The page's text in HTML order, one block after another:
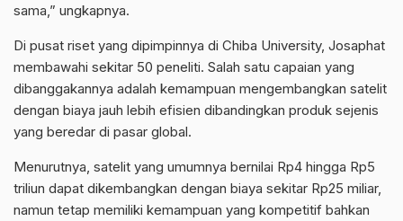
sama,” ungkapnya.
Di pusat riset yang dipimpinnya di Chiba University, Josaphat
membawahi sekitar 50 peneliti. Salah satu capaian yang
dibanggakannya adalah kemampuan mengembangkan satelit
dengan biaya jauh lebih efisien dibandingkan produk sejenis
yang beredar di pasar global.
Menurutnya, satelit yang umumnya bernilai Rp4 hingga Rp5
triliun dapat dikembangkan dengan biaya sekitar Rp25 miliar,
namun tetap memiliki kemampuan yang kompetitif bahkan